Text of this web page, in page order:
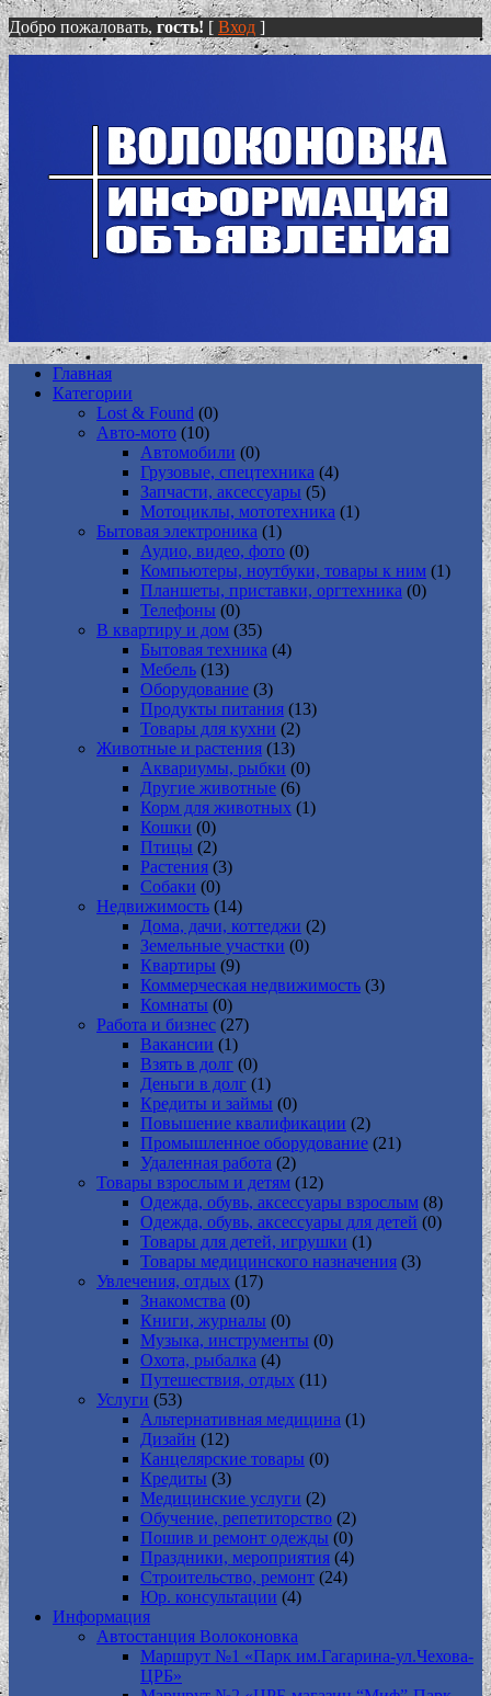
Добро пожаловать, гость! [ Вход ]
Главная
Категории
Lost & Found (0)
Авто-мото (10)
Автомобили (0)
Грузовые, спецтехника (4)
Запчасти, аксессуары (5)
Мотоциклы, мототехника (1)
Бытовая электроника (1)
Аудио, видео, фото (0)
Компьютеры, ноутбуки, товары к ним (1)
Планшеты, приставки, оргтехника (0)
Телефоны (0)
В квартиру и дом (35)
Бытовая техника (4)
Мебель (13)
Оборудование (3)
Продукты питания (13)
Товары для кухни (2)
Животные и растения (13)
Аквариумы, рыбки (0)
Другие животные (6)
Корм для животных (1)
Кошки (0)
Птицы (2)
Растения (3)
Собаки (0)
Недвижимость (14)
Дома, дачи, коттеджи (2)
Земельные участки (0)
Квартиры (9)
Коммерческая недвижимость (3)
Комнаты (0)
Работа и бизнес (27)
Вакансии (1)
Взять в долг (0)
Деньги в долг (1)
Кредиты и займы (0)
Повышение квалификации (2)
Промышленное оборудование (21)
Удаленная работа (2)
Товары взрослым и детям (12)
Одежда, обувь, аксессуары взрослым (8)
Одежда, обувь, аксессуары для детей (0)
Товары для детей, игрушки (1)
Товары медицинского назначения (3)
Увлечения, отдых (17)
Знакомства (0)
Книги, журналы (0)
Музыка, инструменты (0)
Охота, рыбалка (4)
Путешествия, отдых (11)
Услуги (53)
Альтернативная медицина (1)
Дизайн (12)
Канцелярские товары (0)
Кредиты (3)
Медицинские услуги (2)
Обучение, репетиторство (2)
Пошив и ремонт одежды (0)
Праздники, мероприятия (4)
Строительство, ремонт (24)
Юр. консультации (4)
Информация
Автостанция Волоконовка
Маршрут №1 «Парк им.Гагарина-ул.Чехова-
ЦРБ»